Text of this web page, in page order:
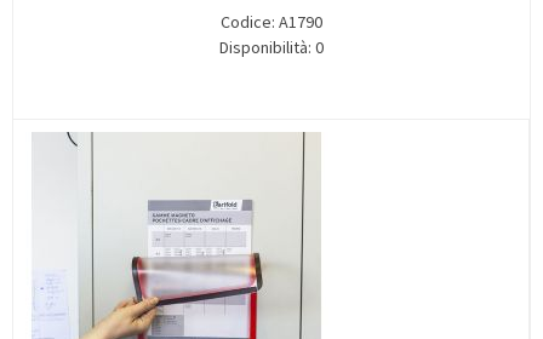
Codice: A1790
Disponibilità: 0